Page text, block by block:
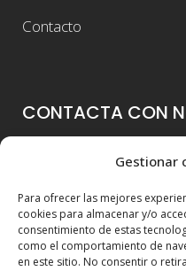
Gestionar
Para ofrecer las mejores
cookies para almacenar y/o
consentimiento de estas
como el comportamiento de
en este sitio. No consentir o
Contacto
CONTACTA CON
Colegio Guadalaviar
46021 Valencia
96 339 36 00